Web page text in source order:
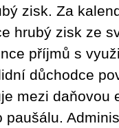
zisk. Za
hrubý zisk ze
příjmů s
důchodce
mezi daňovou